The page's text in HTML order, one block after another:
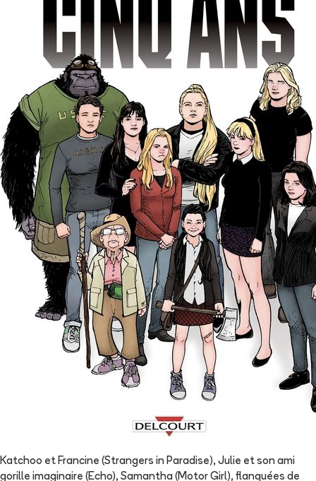
Katchoo et Francine (Strangers in Paradise), Julie et son ami
gorille imaginaire (Echo), Samantha (Motor Girl), flanquées de